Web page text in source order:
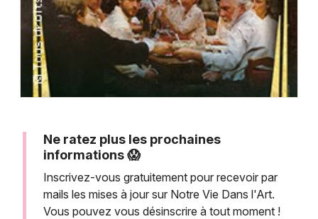
Sports
Soirées
Sorties famille
Sorties & loisirs
Paris
Strasbourg
Toulouse
Toutes les villes
Ne ratez plus les prochaines
informations 😱
Inscrivez-vous gratuitement pour recevoir par
mails les mises à jour sur Notre Vie Dans l'Art.
Vous pouvez vous désinscrire à tout moment !